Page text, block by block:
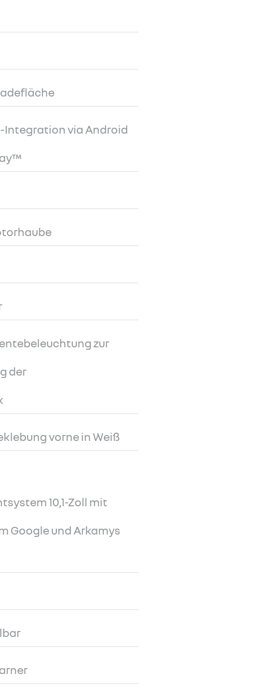
Integration via Android
zur
der
vorne in Weiß
10,1-Zoll mit
Google und Arkamys